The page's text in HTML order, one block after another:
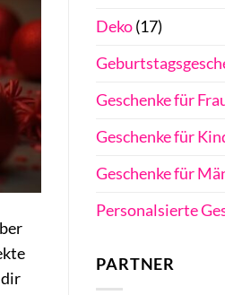
dir
Deko(17)
Geschenke für
Geschenke für
Geschenke für
Personalsierte
PARTNER